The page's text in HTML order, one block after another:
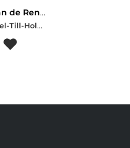
Kinderen van de Renaissance
Samuel Mareel-Till-Holger Borchert-Hilde De Ridder-Symoens-Annemarieke Willemsen